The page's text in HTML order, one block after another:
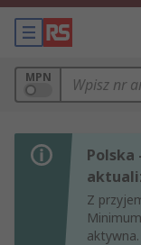
MPN
Polska
Z
aktywna.